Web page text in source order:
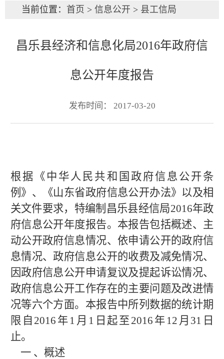
当前位置： 首页 > 信息公开 > 县工信局
昌乐县经济和信息化局2016年政府信
息公开年度报告
发布时间： 2017-03-20
根据《中华人民共和国政府信息公开条
例》、《山东省政府信息公开办法》 以及相
关文件要求，特编制昌乐县经信局201 6年政
府信息公开年度报告。 本报告包括概述、主
动公开政府信息情况、依申请公开的政府信
息情况、政府信息公开的收费及减免情况、
因政府信息公开申请复议及提起诉讼情况、
政府信息公开工作存在的主要问题及改进情
况等六个方面。 本报告中所列数据的统计期
限自201 6 年1月1日起至201 6 年12月31日
止。
一 、概述